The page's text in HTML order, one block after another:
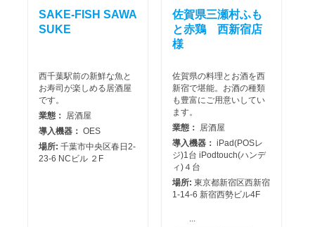
SAKE-FISH SAWA
SUKE
西千葉駅前の新鮮な魚と
お寿司が楽しめる居酒屋
です。
業態： 居酒屋
導入機器： OES
場所: 千葉市中央区春日2-
23-6 NCビル ２F
佐賀県三瀬村ふも
と赤鶏 西新宿店
様
佐賀県の料理とお酒を西
新宿で堪能。お酒の種類
も豊富にご用意いしてい
ます。
業態： 居酒屋
導入機器： iPad(POSレ
ジ)1台 iPodtouch(ハンデ
ィ)４台
場所: 東京都新宿区西新宿
1-14-6 新宿西勢ビル4F
...